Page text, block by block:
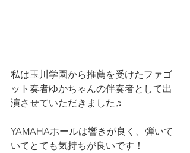
私は玉川学園から推薦を受けたファゴ
ット奏者ゆかちゃんの伴奏者として出
演させていただきました♬
YAMAHAホールは響きが良く、弾いて
いてとても気持ちが良いです！